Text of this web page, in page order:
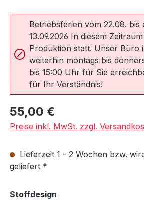
Betriebsferien vom 22.08. bis
13.09.2026 In diesem
Produktion statt. Unser Büro
weiterhin montags bis
bis 15:00 Uhr für Sie
für Ihr Verständnis!
Regulärer Preis:
55,00 €
Preise inkl. MwSt. zzgl.
Lieferzeit 1 - 2 Wochen bzw.
geliefert *
Stoffdesign